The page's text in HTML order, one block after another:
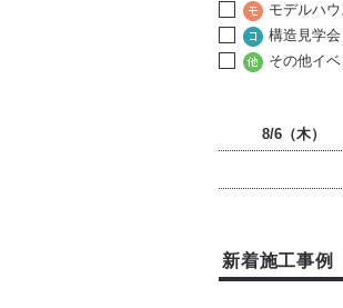
モデルハウ
構造見学会
その他イベ
8/6（木）
新着施工事例